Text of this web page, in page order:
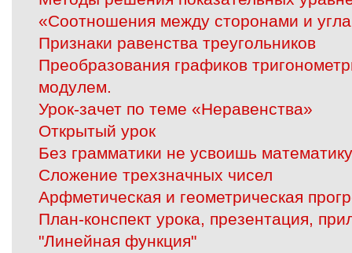
«Соотношения между сторонами и
Признаки равенства треугольников
Преобразования графиков
модулем.
Урок-зачет по теме «Неравенства»
Открытый урок
Без грамматики не усвоишь
Сложение трехзначных чисел
Арфметическая и геометрическая
План-конспект урока, презентация,
"Линейная функция"